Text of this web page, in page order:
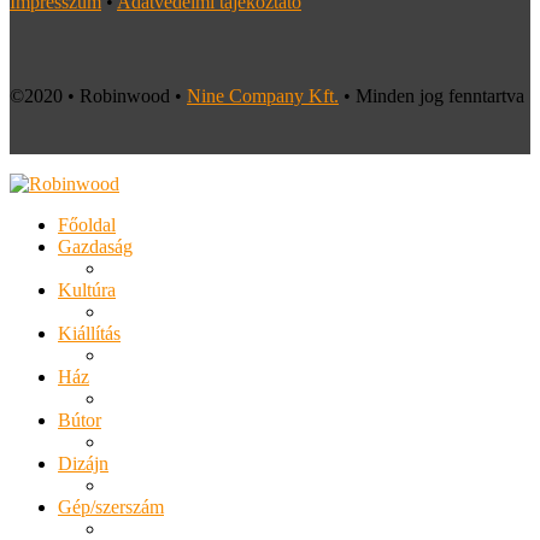
©2020 • Robinwood • Nine Company Kft. • Minden jog fenntartva
Főoldal
Gazdaság
Kultúra
Kiállítás
Ház
Bútor
Dizájn
Gép/szerszám